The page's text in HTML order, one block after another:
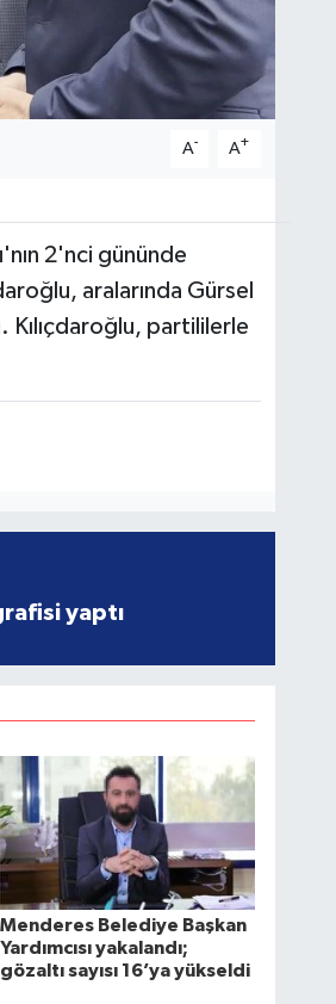
A- A+
2'nci gününde
aralarında Gürsel
Kılıçdaroğlu, partililerle
yaptı
Menderes Belediye Başkan
Yardımcısı yakalandı;
gözaltı sayısı 16’ya yükseldi